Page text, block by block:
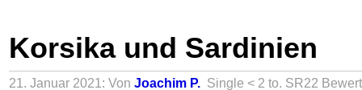
Korsika und Sardinien
21. Januar 2021: Von Joachim P. Single < 2 to. SR22